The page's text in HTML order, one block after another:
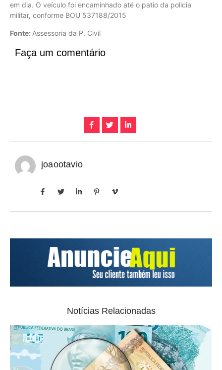
em dia. O veículo foi encaminhado até o patio da policia
militar, conforme BOU 537188/2015
Fonte: Assessoria da P. Civil
Faça um comentário
joaootavio
Notícias Relacionadas